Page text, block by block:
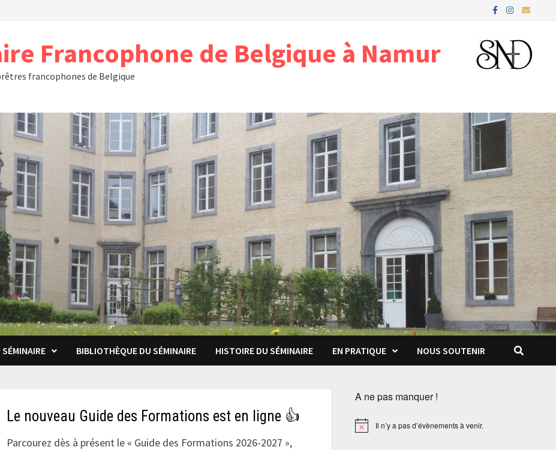
Francophone de Belgique à Namur
francophones de Belgique
BIBLIOTHÈQUE DU SÉMINAIRE HISTOIRE DU SÉMINAIRE EN PRATIQUE NOUS SOUTENIR
Le nouveau Guide des Formations est en ligne 👍
Parcourez dès à présent le « Guide des Formations 2026-2027 »,
A ne pas manquer !
Notice Il n’y a pas d’évènements à venir.